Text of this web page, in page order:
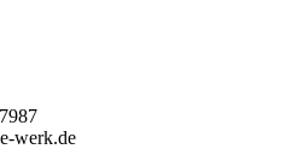
werk.de